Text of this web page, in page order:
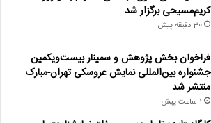
کریم‌مسیحی برگزار شد
30 دقیقه پیش
فراخوان بخش پژوهش و سمینار بیست‌ویکمین
جشنواره بین‌المللی نمایش عروسکی تهران-مبارک
منتشر شد
1 ساعت پیش